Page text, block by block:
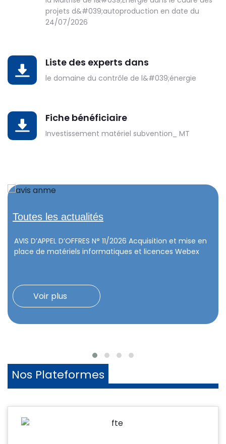
projets d&#039;autoproduction en date du
24/07/2026
DOWNLOADListe des experts dans
le domaine du contrôle de l&#039;énergie
DOWNLOADFiche bénéficiaire
Investissement matériel subvention_ MT
Toutes les actualités
AVIS D’APPEL D’OFFRES N° 11/2026 Acquisition et mise en
place de matériels informatiques et licences Webex
Voir plus
Nos Plateformes